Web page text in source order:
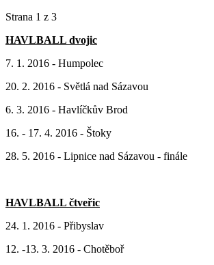
Strana 1 z 3
HAVLBALL dvojic
7. 1. 2016 - Humpolec
20. 2. 2016 - Světlá nad Sázavou
6. 3. 2016 - Havlíčkův Brod
16. - 17. 4. 2016 - Štoky
28. 5. 2016 - Lipnice nad Sázavou - finále
HAVLBALL čtveřic
24. 1. 2016 - Přibyslav
12. -13. 3. 2016 - Chotěboř